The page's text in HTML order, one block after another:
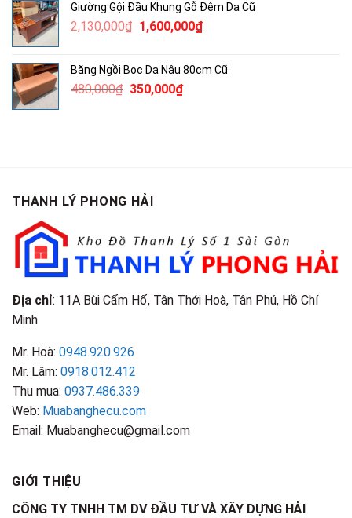
1,240,000₫.
là:
850,000₫.
Giường Gội Đầu Khung Gỗ Đêm Da Cũ
2,130,000₫ Giá
2,130,000₫.
1,600,000₫Giá
là:
Băng Ngồi Bọc Da Nâu 80cm Cũ
480,000₫ Giá
350,000₫Giá
THANH LÝ PHONG HẢI
Địa chỉ: 11A Bùi Cẩm Hổ, Tân Thới Hoà, Tân Phú, Hồ Chí
Minh
Mr. Hoà: 0948.920.926
Mr. Lâm: 0918.012.412
Thu mua: 0937.486.339
Web: Muabanghecu.com
Email: Muabanghecu@gmail.com
GIỚI THIỆU
CÔNG TY TNHH TM DV ĐẦU TƯ VÀ XÂY DỰNG HẢI